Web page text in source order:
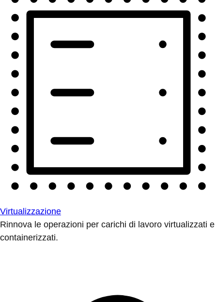
Virtualizzazione
Rinnova le operazioni per carichi di lavoro virtualizzati e
containerizzati.